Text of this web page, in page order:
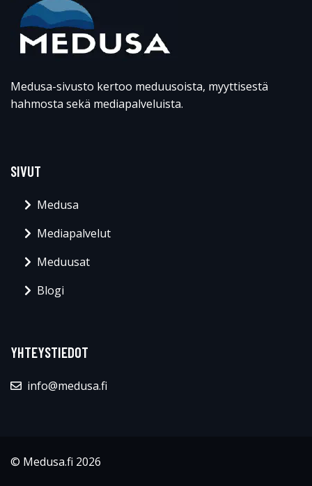
Medusa-sivusto kertoo meduusoista, myyttisestä
hahmosta sekä mediapalveluista.
SIVUT
Medusa
Mediapalvelut
Meduusat
Blogi
YHTEYSTIEDOT
info@medusa.fi
© Medusa.fi 2026